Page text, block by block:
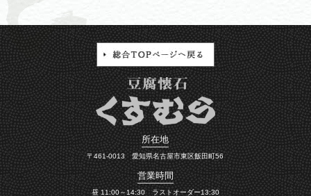
所在地
〒461-0013 愛知県名古屋市東区飯田町56
営業時間
昼 11:00～14:30 ラストオーダー13:30